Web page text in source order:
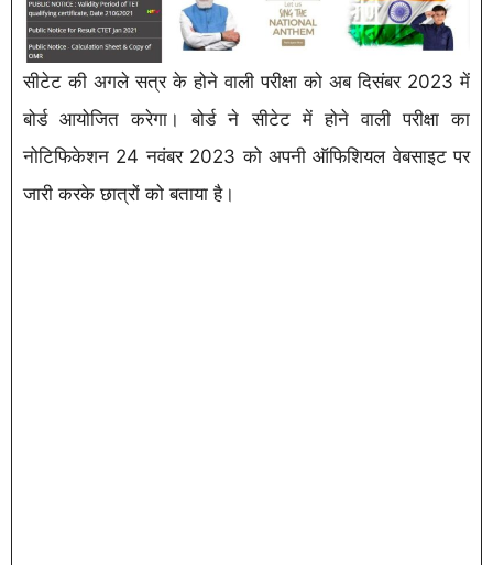
सीटेट की अगले सत्र के होने वाली परीक्षा को अब दिसंबर 2023 में
बोर्ड आयोजित करेगा। बोर्ड ने सीटेट में होने वाली परीक्षा का
नोटिफिकेशन 24 नवंबर 2023 को अपनी ऑफिशियल वेबसाइट पर
जारी करके छात्रों को बताया है।